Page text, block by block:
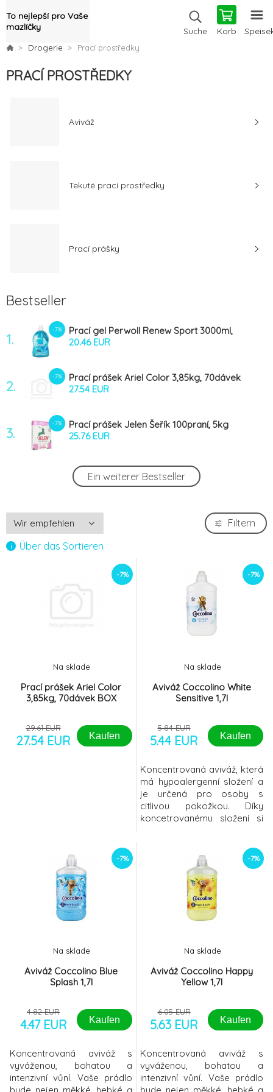
To nejlepší pro Vaše
mazlíčky
Suche Korb
Drogerie Prací prostředky
PRACÍ PROSTŘEDKY
Aviváž
Tekuté prací prostředky
Prací prášky
Bestseller
1.
-7%
Prací gel Perwoll Renew Sport 3000ml,
60dávek
20.46 EUR
2.
-7%
Prací prášek Ariel Color 3,85kg, 70dávek
BOX
27.54 EUR
3.
-7%
Prací prášek Jelen Šeřík 100praní, 5kg
BOX
25.76 EUR
Aviváž Coccolino White Sensitive 1,7l
5.44 EUR
5.
Aviváž Coccolino Happy Yellow 1,7l
5.63 EUR
Aviváž Coccolino Blue Splash 1,7l
Prací gel Perwoll Renew Black 1920ml,
Ein weiterer Bestseller
Über das Sortieren
Filtern
-7%
Prací prášek Ariel Color
3,85kg, 70dávek BOX
Na sklade
29.61 EUR
27.54 EUR Kaufen
-7%
Aviváž Coccolino White
Sensitive 1,7l
Na sklade
5.84 EUR
5.44 EUR Kaufen
Koncentrovaná aviváž, která
má hypoalergenní složení a
je určená pro osoby s
citlivou pokožkou. Díky
koncetrovanému složení si
použití malého množství
aviváže. Koncentrát
používejte při závěrečném
máchání prádla. Přípravek
není potřeba ředit. Aviváž
dávkujte do zásobníku
-7%
Aviváž Coccolino Blue
Splash 1,7l
Na sklade
4.82 EUR
4.47 EUR Kaufen
Koncentrovaná aviváž s
vyváženou, bohatou a
intenzivní vůní. Vaše prádlo
-7%
Aviváž Coccolino Happy
Yellow 1,7l
Na sklade
6.05 EUR
5.63 EUR Kaufen
Koncentrovaná aviváž s
vyváženou, bohatou a
intenzivní vůní. Vaše prádlo